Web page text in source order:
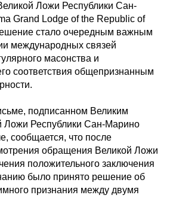
Ложи Республики Сан-
Grand Lodge of the Republic of
стало очередным важным
международных связей
масонства и
соответствия общепризнанным
подписанном Великим
Ложи Республики Сан-Марино
сообщается, что после
обращения Великой Ложи
положительного заключения
было принято решение об
признания между двумя